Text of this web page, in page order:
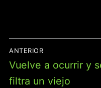
DE
ENTRADAS
ANTERIOR
Entrada
anterior:
Vuelve a ocurrir y
filtra un viejo